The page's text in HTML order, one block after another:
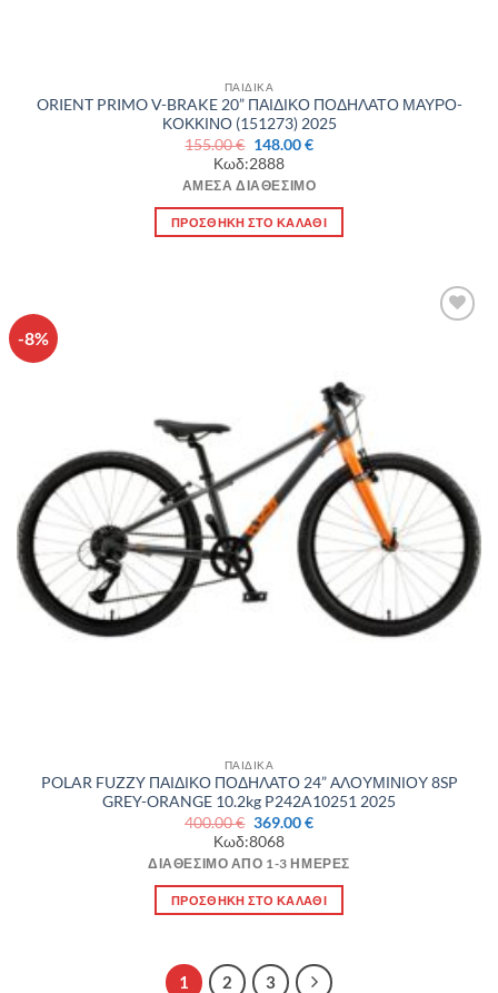
ΠΑΙΔΙΚΑ
ORIENT PRIMO V-BRAKE 20” ΠΑΙΔΙΚΟ ΠΟΔΗΛΑΤΟ ΜΑΥΡΟ-
ΚΟΚΚΙΝΟ (151273) 2025
155.00€ Original
price
was:
155.00 €.
148.00€Η
είναι:
Κωδ:2888
ΆΜΕΣΑ ΔΙΑΘΈΣΙΜΟ
ΠΡΟΣΘΉΚΗ ΣΤΟ ΚΑΛΆΘΙ
-8%
ΠΑΙΔΙΚΑ
POLAR FUZZY ΠΑΙΔΙΚΟ ΠΟΔΗΛΑΤΟ 24” ΑΛΟΥΜΙΝΙΟΥ 8SP
GREY-ORANGE 10.2kg P242A10251 2025
400.00€ Original
price
was:
400.00 €.
369.00€Η
είναι:
Κωδ:8068
ΔΙΑΘΈΣΙΜΟ ΑΠΌ 1-3 ΗΜΈΡΕΣ
ΠΡΟΣΘΉΚΗ ΣΤΟ ΚΑΛΆΘΙ
1 2 3